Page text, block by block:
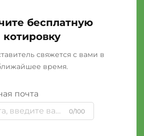
бесплатную
котировку
свяжется с вами в
время.
почта
0/100